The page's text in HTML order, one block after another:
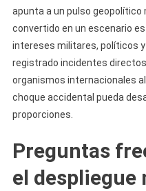
apunta a un pulso geopolítico
convertido en un escenario
intereses militares, políticos
registrado incidentes
organismos internacionales
choque accidental pueda
proporciones.
Preguntas
el despliegue